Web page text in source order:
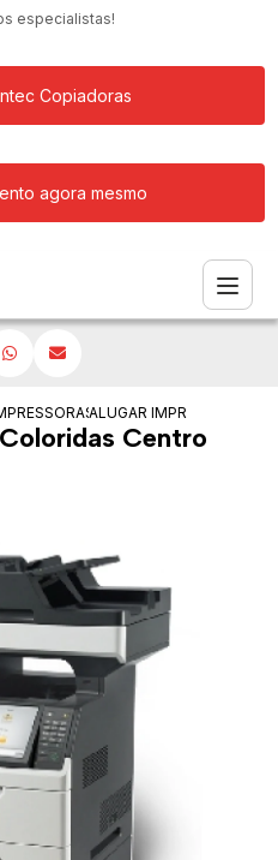
especialistas!
Copiadoras
agora mesmo
PARA ALUGUEL
ALUGAR IMPRESSORAS
Centro